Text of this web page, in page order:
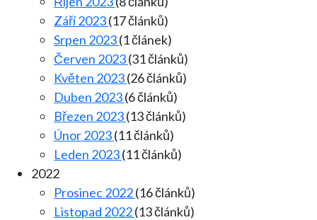
Září 2023(17 článků)
Srpen 2023(1 článek)
Červen 2023(31 článků)
Květen 2023(26 článků)
Duben 2023(6 článků)
Březen 2023(13 článků)
Únor 2023(11 článků)
Leden 2023(11 článků)
2022
Prosinec 2022(16 článků)
Listopad 2022(13 článků)